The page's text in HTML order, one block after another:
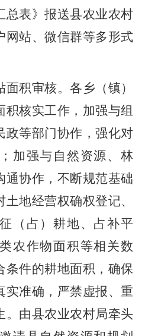
总表》 报送县农业农村
网站、微信群等多形式
面积审核。 各 乡（镇）
核实工作，加强与组
政等部门协作，强化对
； 加强与自然资源、林
通协作，不断规范基础
地经营权确权登记、
（ 占 ）耕地、占补平
农作物面积等相关数
条件的耕地面积，确保
实准确，严禁虚报、重
。由县农业农村局牵头